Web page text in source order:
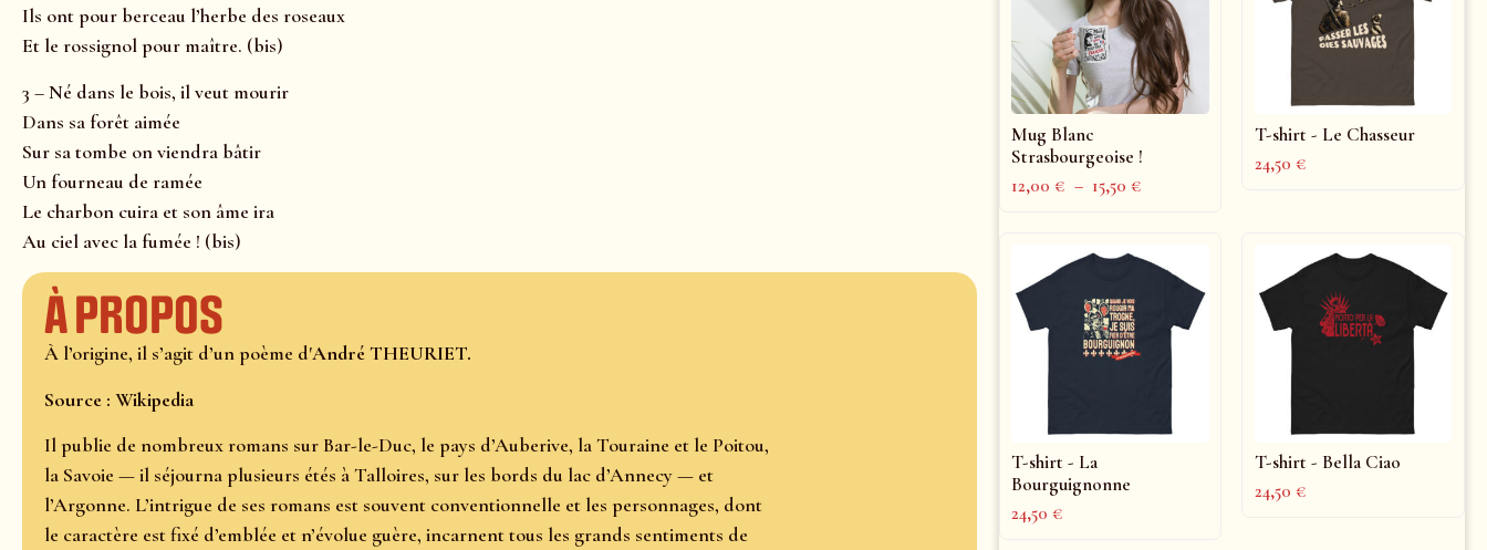
Ils ont pour berceau l’herbe des roseaux
Et le rossignol pour maître. (bis)
3 – Né dans le bois, il veut mourir
Dans sa forêt aimée
Sur sa tombe on viendra bâtir
Un fourneau de ramée
Le charbon cuira et son âme ira
Au ciel avec la fumée ! (bis)
À propos
À l’origine, il s’agit d’un poème d'André THEURIET.
Source : Wikipedia
Il publie de nombreux romans sur Bar-le-Duc, le pays d’Auberive, la Touraine et le Poitou,
la Savoie — il séjourna plusieurs étés à Talloires, sur les bords du lac d’Annecy — et
l’Argonne. L’intrigue de ses romans est souvent conventionnelle et les personnages, dont
le caractère est fixé d’emblée et n’évolue guère, incarnent tous les grands sentiments de
Mug Blanc
Strasbourgeoise !
12,00€ – 15,50€
T-shirt - Le Chasseur
24,50€
T-shirt - La
Bourguignonne
24,50€
T-shirt - Bella Ciao
24,50€